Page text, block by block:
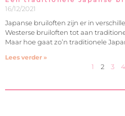
16/12/2021
Japanse bruiloften zijn er in
Westerse bruiloften tot aan
Maar hoe gaat zo’n traditionele
Lees verder »
1 2 3 4